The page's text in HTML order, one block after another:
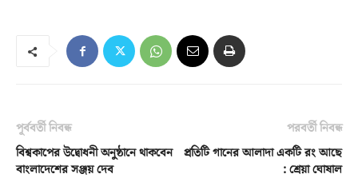
পূর্ববর্তী নিবন্ধ
বিশ্বকাপের উদ্বোধনী অনুষ্ঠানে থাকবেন
বাংলাদেশের সঞ্জয় দেব
পরবর্তী নিবন্ধ
প্রতিটি গানের আলাদা একটি রং আছে
: শ্রেয়া ঘোষাল